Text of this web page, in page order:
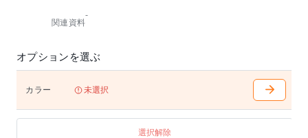
関連資料
-
オプションを選ぶ
カラー 未選択
選択解除